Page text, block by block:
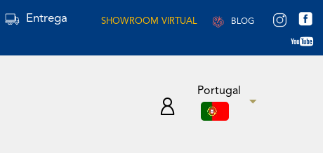
Entrega
SHOWROOM VIRTUAL BLOG
Portugal